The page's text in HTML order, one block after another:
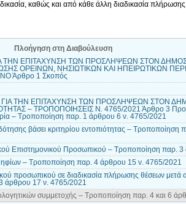
καθώς και από κάθε άλλη διαδικασία
Πλοήγηση στη Διαβούλευση
ΤΗΝ ΕΠΙΤΑΧΥΝΣΗ ΤΩΝ ΠΡΟΣΛΗΨΕΩΝ ΣΤΟΝ
ΟΡΕΙΝΩΝ, ΝΗΣΙΩΤΙΚΩΝ ΚΑΙ ΗΠΕΙΡΩΤΙΚΩΝ
Άρθρο 1 Σκοπός
ΓΙΑ ΤΗΝ ΕΠΙΤΑΧΥΝΣΗ ΤΩΝ ΠΡΟΣΛΗΨΕΩΝ ΣΤΟΝ
– ΤΡΟΠΟΠΟΙΗΣΕΙΣ Ν. 4765/2021 Άρθρο 3
– Τροποποίηση παρ. 1 άρθρου 6 ν. 4765/2021
βάσει κριτηρίου εντοπιότητας – Τροποποίηση
Επιστημονικού Προσωπικού – Τροποποίηση παρ.
– Τροποποίηση παρ. 4 άρθρου 15 ν. 4765/2021
προσωπικού σε διαδικασία πλήρωσης θέσεων μετά
άρθρου 17 ν. 4765/2021
συμμετοχής – Τροποποίηση παρ. 4 και 6